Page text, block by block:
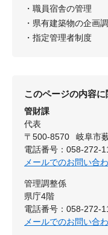
・職員宿舎の管理
・県有建築物の企画
・指定管理者制度
このページの内容
管財課
代表
〒500-8570
岐阜市
電話番号：058-272-
メールでのお問い合
管理調整係
県庁4階
電話番号：058-272-
メールでのお問い合